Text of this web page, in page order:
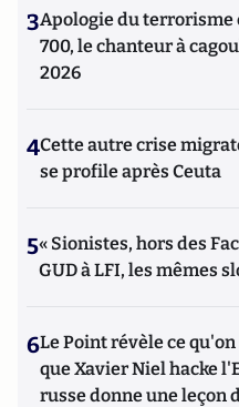
3Apologie du terrorisme
700, le chanteur à
2026
4Cette autre crise
se profile après Ceuta
5« Sionistes, hors des
GUD à LFI, les mêmes
6Le Point révèle ce
que Xavier Niel hacke
russe donne une leçon